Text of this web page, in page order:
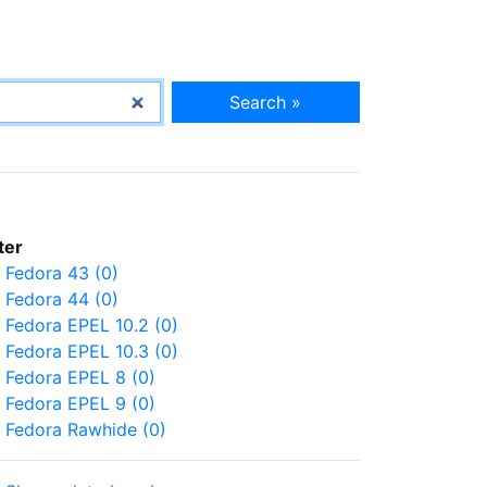
Search »
Fedora 43 (0)
Fedora 44 (0)
Fedora EPEL 10.2 (0)
Fedora EPEL 10.3 (0)
Fedora EPEL 8 (0)
Fedora EPEL 9 (0)
Fedora Rawhide (0)